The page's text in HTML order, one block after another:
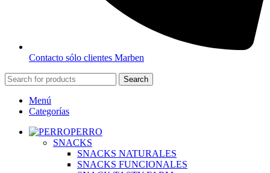
Contacto sólo clientes Marben
Search
Menú
Categorías
PERRO
SNACKS
SNACKS NATURALES
SNACKS FUNCIONALES